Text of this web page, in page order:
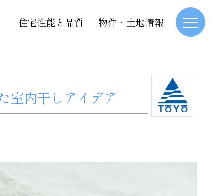
住宅性能と品質 物件・土地情報
室内干しアイデア